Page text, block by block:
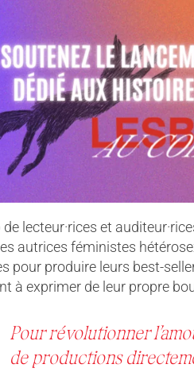
lecteur·rices et
autrices féministes
pour produire leurs best-
à exprimer de leur propre
Pour révolutionner
de productions